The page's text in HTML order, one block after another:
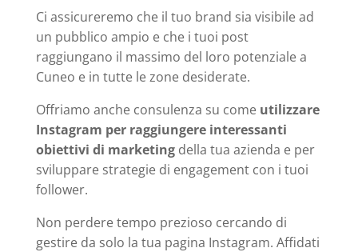
Ci assicureremo che il tuo brand sia visibile ad
un pubblico ampio e che i tuoi post
raggiungano il massimo del loro potenziale a
Cuneo e in tutte le zone desiderate.
Offriamo anche consulenza su come utilizzare
Instagram per raggiungere interessanti
obiettivi di marketingdella tua azienda e per
sviluppare strategie di engagement con i tuoi
follower.
Non perdere tempo prezioso cercando di
gestire da solo la tua pagina Instagram. Affidati